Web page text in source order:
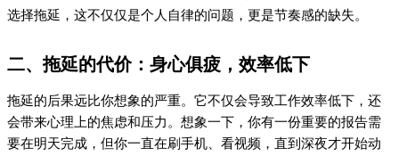
选择拖延，这不仅仅是个人自律的问题，更是节奏感的缺失。
二、拖延的代价：身心俱疲，效率低下
拖延的后果远比你想象的严重。它不仅会导致工作效率低下，还
会带来心理上的焦虑和压力。想象一下，你有一份重要的报告需
要在明天完成，但你一直在刷手机、看视频，直到深夜才开始动